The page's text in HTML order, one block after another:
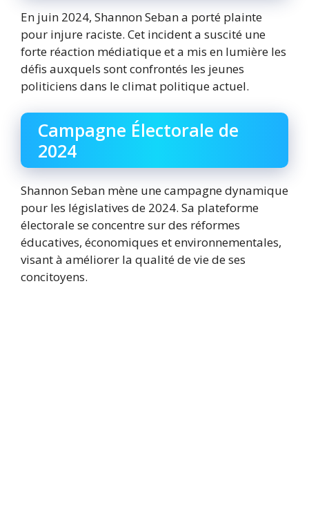
En juin 2024, Shannon Seban a porté plainte
pour injure raciste. Cet incident a suscité une
forte réaction médiatique et a mis en lumière les
défis auxquels sont confrontés les jeunes
politiciens dans le climat politique actuel.
Campagne Électorale de
2024
Shannon Seban mène une campagne dynamique
pour les législatives de 2024. Sa plateforme
électorale se concentre sur des réformes
éducatives, économiques et environnementales,
visant à améliorer la qualité de vie de ses
concitoyens.